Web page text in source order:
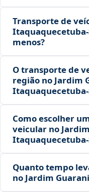
Transporte de
menos?
O transporte de
região no Jardim
Como escolher
veicular no
Quanto tempo
no Jardim